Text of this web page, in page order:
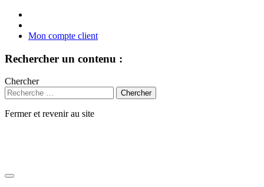
Mon compte client
Rechercher un contenu :
Chercher
Fermer et revenir au site